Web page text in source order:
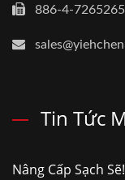
886-4-7265265
Tin Tức
Nâng Cấp Sạch